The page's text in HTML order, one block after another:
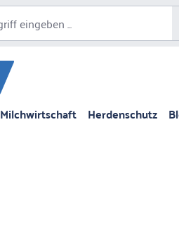
Milchwirtschaft Herdenschutz